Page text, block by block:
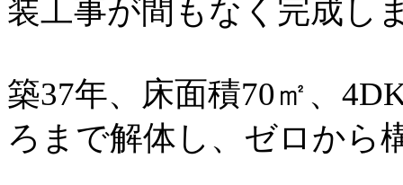
装工事が間もなく完成し
築37年、床面積70㎡、
ろまで解体し、ゼロから